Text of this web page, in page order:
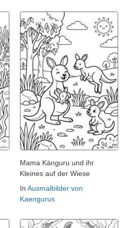
Mama Känguru und ihr
Kleines auf der Wiese
In Ausmalbilder von
Kaengurus